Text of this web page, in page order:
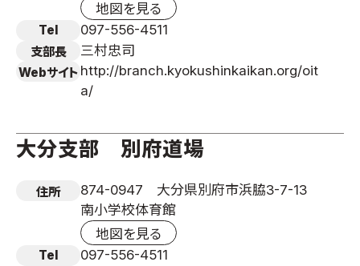
地図を見る
Tel 097-556-4511
支部長 三村忠司
Webサイト http://branch.kyokushinkaikan.org/oit
a/
大分支部 別府道場
住所
874-0947 大分県別府市浜脇3-7-13
南小学校体育館
地図を見る
Tel 097-556-4511